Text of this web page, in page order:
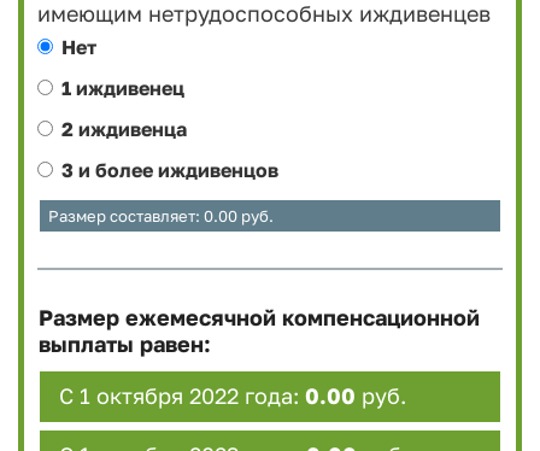
имеющим нетрудоспособных иждивенцев
Нет
1 иждивенец
2 иждивенца
3 и более иждивенцов
Размер составляет: 0.00 руб.
Размер ежемесячной компенсационной
выплаты равен:
С 1 октября 2022 года: 0.00 руб.